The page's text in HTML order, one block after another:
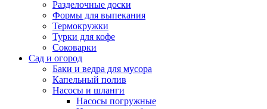
Разделочные доски
Формы для выпекания
Термокружки
Турки для кофе
Соковарки
Сад и огород
Баки и ведра для мусора
Капельный полив
Насосы и шланги
Насосы погружные